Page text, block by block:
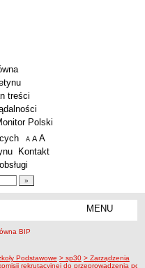
treści
Polski
A pomniejsz czcionkę
A standardowy rozmiar czcionki
A
Kontakt
MENU
Podstawowe > sp30 > Zarządzenia
rekrutacyjnej do przeprowadzenia